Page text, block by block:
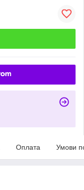
Оплата Умови